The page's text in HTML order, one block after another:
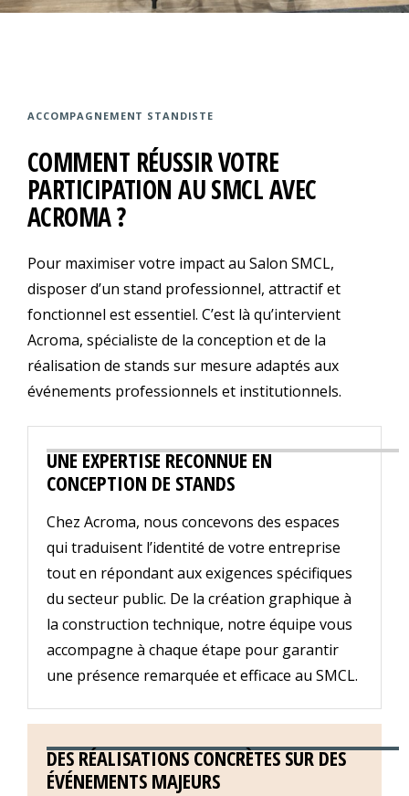
ACCOMPAGNEMENT STANDISTE
COMMENT RÉUSSIR VOTRE
PARTICIPATION AU SMCL AVEC
ACROMA ?
Pour maximiser votre impact au Salon SMCL,
disposer d’un stand professionnel, attractif et
fonctionnel est essentiel. C’est là qu’intervient
Acroma, spécialiste de la conception et de la
réalisation de stands sur mesure adaptés aux
événements professionnels et institutionnels.
UNE EXPERTISE RECONNUE EN
CONCEPTION DE STANDS
Chez Acroma, nous concevons des espaces
qui traduisent l’identité de votre entreprise
tout en répondant aux exigences spécifiques
du secteur public. De la création graphique à
la construction technique, notre équipe vous
accompagne à chaque étape pour garantir
une présence remarquée et efficace au SMCL.
DES RÉALISATIONS CONCRÈTES SUR DES
ÉVÉNEMENTS MAJEURS